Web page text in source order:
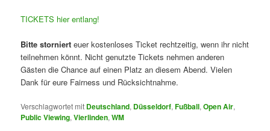
TICKETS hier entlang!
Bitte storniert euer kostenloses Ticket rechtzeitig, wenn ihr nicht
teilnehmen könnt. Nicht genutzte Tickets nehmen anderen
Gästen die Chance auf einen Platz an diesem Abend. Vielen
Dank für eure Fairness und Rücksichtnahme.
Verschlagwortet mit Deutschland, Düsseldorf,Fußball,Open Air,
Public Viewing,Vierlinden,WM